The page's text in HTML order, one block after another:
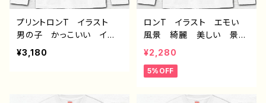
ザイン33 作：黒野京
プリントロンT イラスト
男の子 かっこいい イケ
メン 少年 おしゃれ エ
モい 病みかわいい メン
ィース おすすめ 個性
¥3,180
ロンT イラスト エモい
風景 綺麗 美しい 景
色 おしゃれ 可愛い女の
子 メンズ レディース
白 おすすめ 個性的 人
エイター 絵師 オリジナ
¥2,280
5%OFF